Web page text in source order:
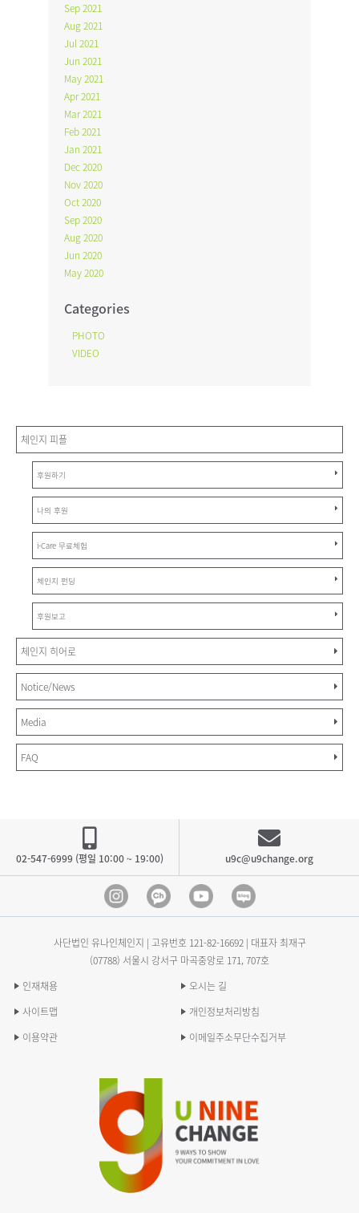
Sep 2021
Aug 2021
Jul 2021
Jun 2021
May 2021
Apr 2021
Mar 2021
Feb 2021
Jan 2021
Dec 2020
Nov 2020
Oct 2020
Sep 2020
Aug 2020
Jun 2020
May 2020
Categories
PHOTO
VIDEO
체인지 피플
후원하기
나의 후원
i-Care 무료체험
체인지 펀딩
후원보고
체인지 히어로
Notice/News
Media
FAQ
02-547-6999 (평일 10:00 ~ 19:00) u9c@u9change.org
InstagramKakao Channel
Youtube blog
사단법인 유나인체인지 | 고유번호 121-82-16692| 대표자 최재구
(07788) 서울시 강서구 마곡중앙로 171, 707호
인재채용
오시는 길
사이트맵
개인정보처리방침
이용약관
이메일주소무단수집거부